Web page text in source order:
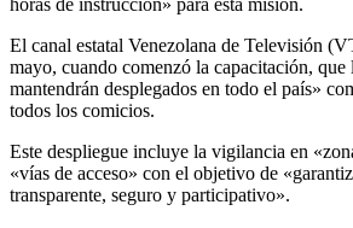
horas de instrucción» para esta misión.
El canal estatal Venezolana de Televisión
mayo, cuando comenzó la capacitación, que
mantendrán desplegados en todo el país»
todos los comicios.
Este despliegue incluye la vigilancia en
«vías de acceso» con el objetivo de
transparente, seguro y participativo».